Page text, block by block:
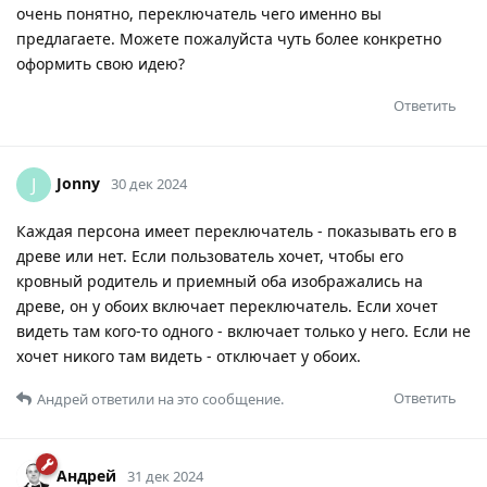
очень понятно, переключатель чего именно вы
предлагаете. Можете пожалуйста чуть более конкретно
оформить свою идею?
Ответить
J Jonny 30 дек 2024
Каждая персона имеет переключатель - показывать его в
древе или нет. Если пользователь хочет, чтобы его
кровный родитель и приемный оба изображались на
древе, он у обоих включает переключатель. Если хочет
видеть там кого-то одного - включает только у него. Если не
хочет никого там видеть - отключает у обоих.
Ответить
Андрейответили на это сообщение.
Андрей 31 дек 2024